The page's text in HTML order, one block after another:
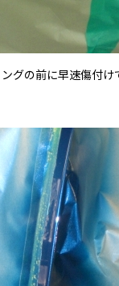
グの前に早速傷付